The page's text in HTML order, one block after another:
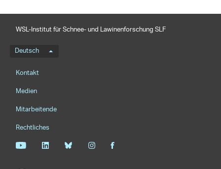
WSL-Institut für Schnee- und Lawinenforschung SLF
Sprachmenü
Deutsch
Footernavigation
Kontakt
Medien
Mitarbeitende
Rechtliches